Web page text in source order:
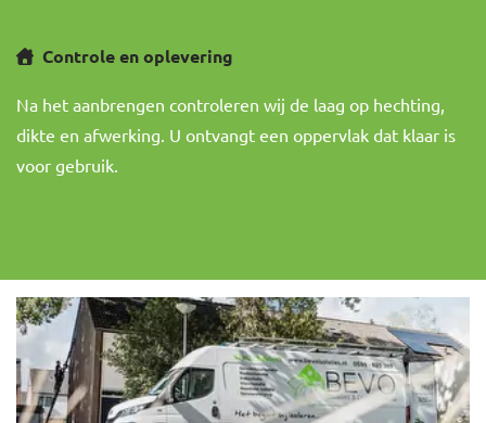
Controle en oplevering
Na het aanbrengen controleren wij de laag op hechting,
dikte en afwerking. U ontvangt een oppervlak dat klaar is
voor gebruik.